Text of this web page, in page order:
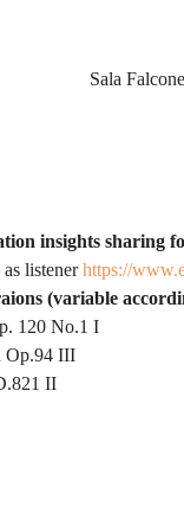
Sala
insights sharing
listener https://
(variable
120 No.1 I
Op.94 III
II